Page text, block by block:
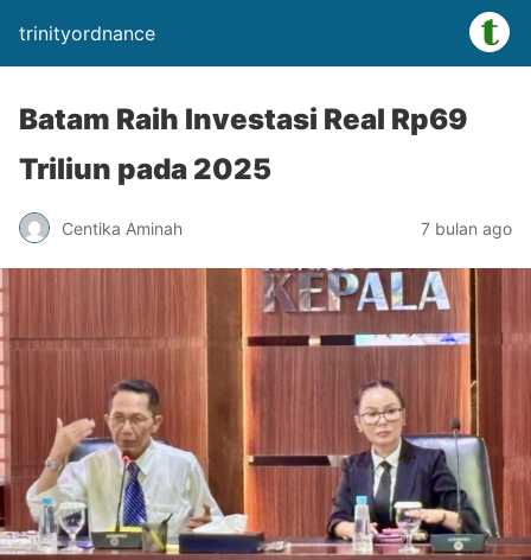
trinityordnance
Batam Raih Investasi Real Rp69
Triliun pada 2025
Centika Aminah 7 bulan ago